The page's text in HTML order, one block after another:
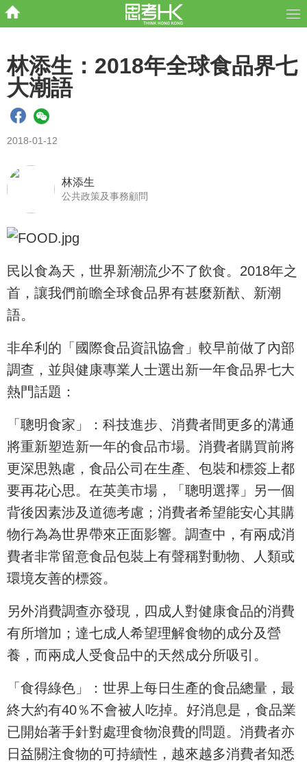
林添生：2018年全球食品界七
大潮語
2018-01-12
林添生
公共政策及事務顧問
民以食為天，世界新潮流少不了飲食。2018年之
首，讓我們前瞻全球食品界有甚麼新猷、新潮
語。
非牟利的「國際食品資訊協會」較早前做了內部
調查，並與健康專業人士選出新一年食品界七大
熱門話題：
「聰明食家」：科技進步、消費者間更多的溝通
將重新塑造新一年的食品市場。消費者購買前將
更深思熟慮，食品公司在生產、包裝和標簽上都
要再花心思。在英美市場，「聰明選擇」另一個
背後因素涉及道德考慮；消費者希望能安心其購
物行為為世界帶來正面影響。調查中，有兩成消
費者非常留意食品包裝上有聲稱對動物、人類或
環境友善的標簽。
另外消費調查亦發現，四成人對健康食品的消費
有所增加；達七成人希望理解食物的成分及營
養，而兩成人受食品中的天然成分所吸引。
「食得綠色」：世界上每日生產的食品總量，最
終大約有40％不會被人吃掉。好消息是，食品業
已開始著手針對處理食物浪費的問題。消費者亦
日益關注食物的可持續性，越來越多消費者知悉